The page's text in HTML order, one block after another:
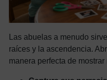
Las abuelas a menudo
raíces y la ascendencia.
manera perfecta de mostrar